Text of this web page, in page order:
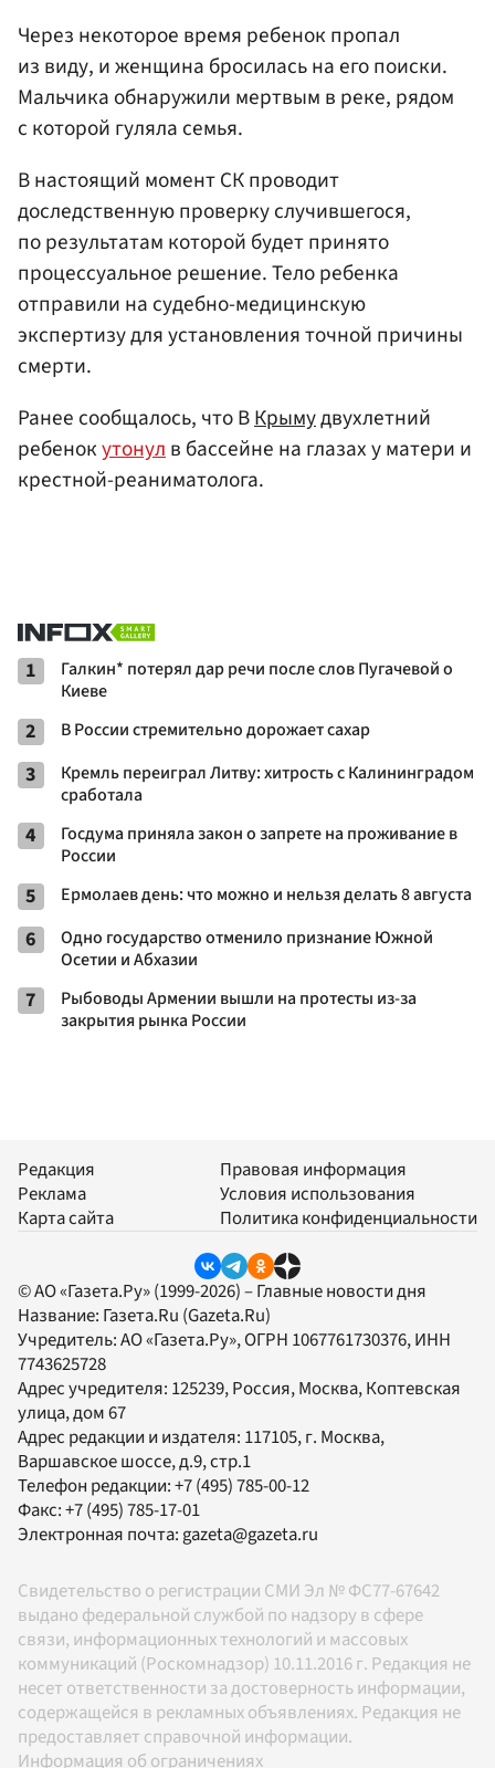
Через некоторое время ребенок пропал
из виду, и женщина бросилась на его поиски.
Мальчика обнаружили мертвым в реке, рядом
с которой гуляла семья.
В настоящий момент СК проводит
доследственную проверку случившегося,
по результатам которой будет принято
процессуальное решение. Тело ребенка
отправили на судебно-медицинскую
экспертизу для установления точной причины
смерти.
Ранее сообщалось, что ВКрымудвухлетний
ребенокутонулв бассейне на глазах у матери и
крестной-реаниматолога.
1
Галкин* потерял дар речи после слов Пугачевой о
Киеве
2 В России стремительно дорожает сахар
3
Кремль переиграл Литву: хитрость с Калининградом
сработала
4
Госдума приняла закон о запрете на проживание в
России
5 Ермолаев день: что можно и нельзя делать 8 августа
6
Одно государство отменило признание Южной
Осетии и Абхазии
7
Рыбоводы Армении вышли на протесты из-за
закрытия рынка России
Редакция
Реклама
Карта сайта
Правовая информация
Условия использования
Политика конфиденциальности
© АО «Газета.Ру» (1999-2026) – Главные новости дня
Название: Газета.Ru (Gazeta.Ru)
Учредитель:АО «Газета.Ру», ОГРН 1067761730376, ИНН
7743625728
Адрес учредителя: 125239, Россия, Москва, Коптевская
улица, дом 67
Адрес редакции и издателя: 117105, г. Москва,
Варшавское шоссе, д.9, стр.1
Телефон редакции:+7 (495) 785-00-12
Факс:+7 (495) 785-17-01
Электронная почта:gazeta@gazeta.ru
Свидетельство о регистрации СМИ Эл № ФС77-67642
выдано федеральной службой по надзору в сфере
связи, информационных технологий и массовых
коммуникаций (Роскомнадзор) 10.11.2016 г. Редакция не
несет ответственности за достоверность информации,
содержащейся в рекламных объявлениях. Редакция не
предоставляет справочной информации.
Информация об ограничениях